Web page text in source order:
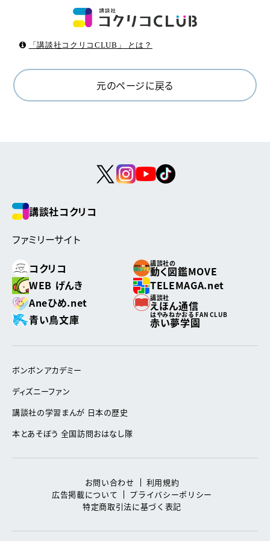
「講談社コクリコCLUB」 とは？
元のページに戻る
講談社コクリコ
ファミリーサイト
コクリコ
講談社の
動く図鑑MOVE
WEB げんき
TELEMAGA.net
Aneひめ.net
講談社
えほん通信
青い鳥文庫
はやみねかおる FAN CLUB
赤い夢学園
ボンボンアカデミー
ディズニーファン
講談社の学習まんが 日本の歴史
本とあそぼう 全国訪問おはなし隊
お問い合わせ
利用規約
広告掲載について
プライバシーポリシー
特定商取引法に基づく表記